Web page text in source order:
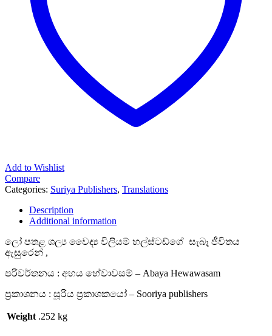
Add to Wishlist
Compare
Categories: Suriya Publishers, Translations
Description
Additional information
ලෝ පතළ ශල්‍ය වෛද්‍ය විලියම් හල්ස්ටඩ්ගේ සැබෑ ජීවිතය
ඇසුරෙන් ,
පරිවර්තනය : අභය හේවාවසම් – Abaya Hewawasam
ප්‍රකාශනය : සූරිය ප්‍රකාශකයෝ – Sooriya publishers
Weight .252 kg